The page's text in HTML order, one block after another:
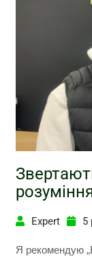
Expert 5
Я рекомендую